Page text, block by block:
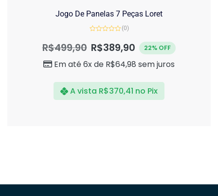
Jogo De Panelas 7 Peças Loret
0
de
(0)
R$499,90 R$389,90 22% OFF
Em até 6x de R$64,98 sem juros
A vista R$370,41 no Pix